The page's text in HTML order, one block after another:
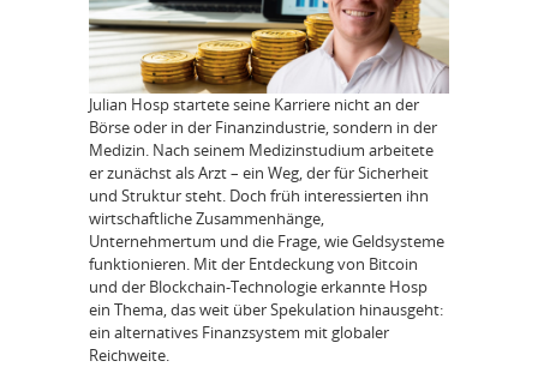
Julian Hosp startete seine Karriere nicht an der
Börse oder in der Finanzindustrie, sondern in der
Medizin. Nach seinem Medizinstudium arbeitete
er zunächst als Arzt – ein Weg, der für Sicherheit
und Struktur steht. Doch früh interessierten ihn
wirtschaftliche Zusammenhänge,
Unternehmertum und die Frage, wie Geldsysteme
funktionieren. Mit der Entdeckung von Bitcoin
und der Blockchain-Technologie erkannte Hosp
ein Thema, das weit über Spekulation hinausgeht:
ein alternatives Finanzsystem mit globaler
Reichweite.